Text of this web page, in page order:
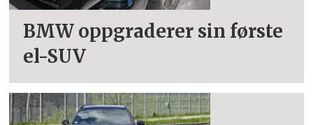
BMW oppgraderer sin første
el-SUV